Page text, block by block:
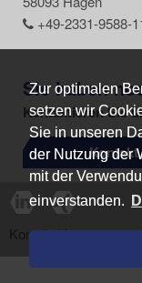
Zur optimalen
setzen wir
Sie in unseren
der Nutzung der
mit der
einverstanden.
Zur optimalen
setzen wir
Sie in unseren
der Nutzung der
mit der
einverstanden.
+49-2331-9588-
Sie haben
Kontaktieren Sie
Kontakt
Kontakt Impressum